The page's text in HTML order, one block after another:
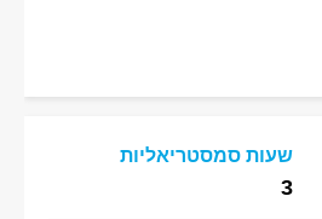
שעות סמסטריאליות
3